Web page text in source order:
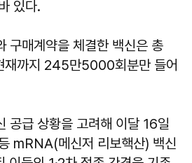
있다.
구매계약을 체결한 백신은 총
까지 245만5000회분만 들어
공급 상황을 고려해 이달 16일
mRNA(메신저 리보핵산) 백신